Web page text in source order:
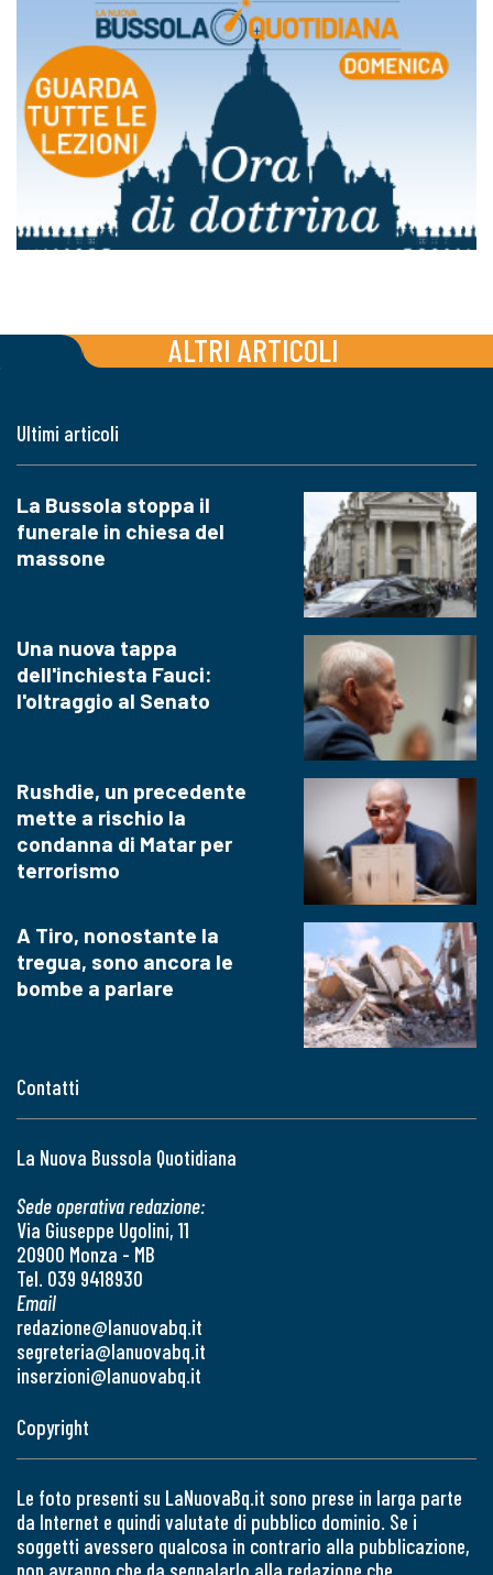
ALTRI ARTICOLI
Contatti
La Nuova Bussola Quotidiana
Sede operativa redazione:
Via Giuseppe Ugolini, 11
20900 Monza - MB
Tel. 039 9418930
Email
redazione@lanuovabq.it
segreteria@lanuovabq.it
inserzioni@lanuovabq.it
Ultimi articoli
La Bussola stoppa il
funerale in chiesa del
massone
Una nuova tappa
dell'inchiesta Fauci:
l'oltraggio al Senato
Rushdie, un precedente
mette a rischio la
condanna di Matar per
terrorismo
A Tiro, nonostante la
tregua, sono ancora le
bombe a parlare
Copyright
Le foto presenti su LaNuovaBq.it sono prese in larga parte
da Internet e quindi valutate di pubblico dominio. Se i
soggetti avessero qualcosa in contrario alla pubblicazione,